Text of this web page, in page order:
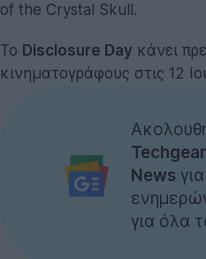
of the Crystal Skull.
Το Disclosure Day κάνει
κινηματογράφους στις 12
News
για όλα